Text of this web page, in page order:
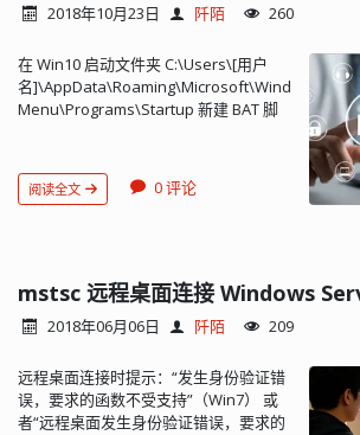
2018年10月23日 阡陌 260
在 Win10 启动文件夹 C:\Users\[用户
名]\AppData\Roaming\Microsoft\Windows\Start
Menu\Programs\Startup 新建 BAT 脚
C:\path-to-key1.ppk C:\path-to-
key2.ppk 脚本中指明要加载的所有私
阅读全文 0 评论
2018年06月06日 阡陌 209
远程桌面连接时提示：“发生身份验证错
误，要求的函数不受支持”（Win7） 或
者“远程桌面发生身份验证错误，要求的